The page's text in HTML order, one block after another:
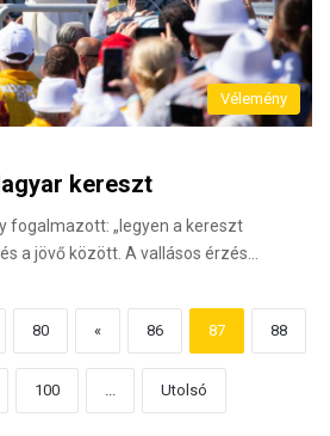
Vélemény
kereszt
fogalmazott: „legyen a kereszt
a jövő között. A vallásos érzés…
80 « 86 87 88
100 ... Utolsó